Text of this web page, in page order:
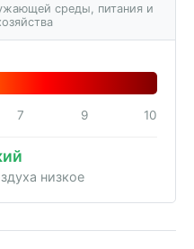
среды, питания и
7 9 10
низкое